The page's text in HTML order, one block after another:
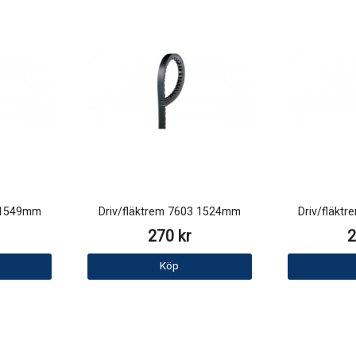
Driv/fläktrem 7603 1524mm
270 kr
Köp
Driv/